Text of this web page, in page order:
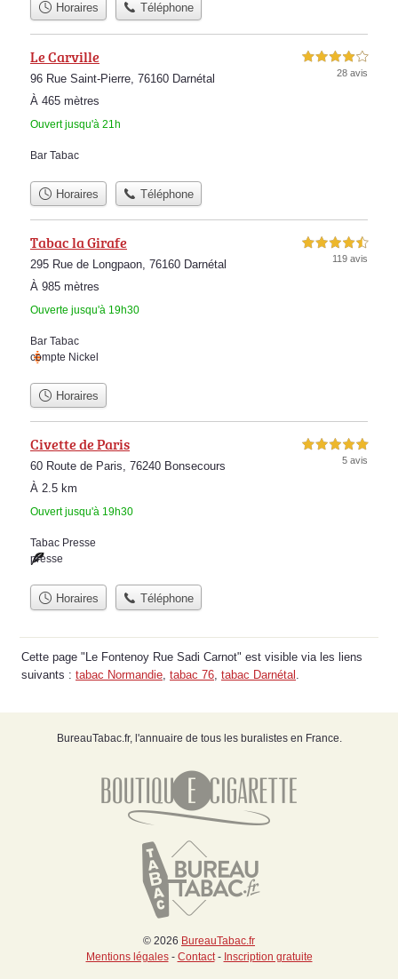
Horaires Téléphone
Le Carville
96 Rue Saint-Pierre, 76160 Darnétal
À 465 mètres
Ouvert jusqu'à 21h
4,0 étoiles sur 5
28 avis
Bar Tabac
Horaires Téléphone
Tabac la Girafe
295 Rue de Longpaon, 76160 Darnétal
À 985 mètres
Ouverte jusqu'à 19h30
4,5 étoiles sur 5
119 avis
Bar Tabac
compte Nickel
Horaires
Civette de Paris
60 Route de Paris, 76240 Bonsecours
À 2.5 km
Ouvert jusqu'à 19h30
5,0 étoiles sur 5
5 avis
Tabac Presse
presse
Horaires Téléphone
Cette page "Le Fontenoy Rue Sadi Carnot" est visible via les liens
suivants : tabac Normandie tabac 76 tabac Darnétal
BureauTabac.fr, l'annuaire de tous les buralistes en France.
© 2026 BureauTabac.fr
Mentions légales- Contact- Inscription gratuite